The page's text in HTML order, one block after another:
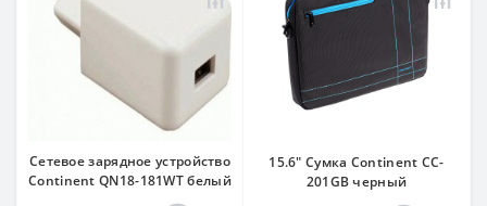
Сетевое зарядное устройство
Continent QN18-181WT белый
15.6" Сумка Continent CC-
201GB черный